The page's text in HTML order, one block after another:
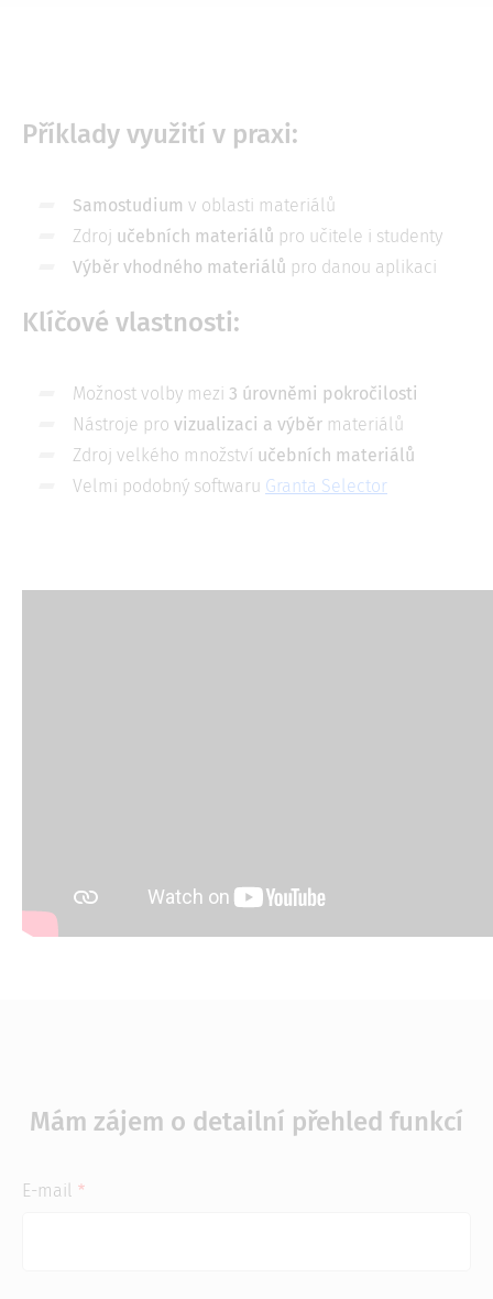
Příklady využití v praxi:
Samostudium v oblasti materiálů
Zdroj učebních materiálů pro učitele i studenty
Výběr vhodného materiálů pro danou aplikaci
Klíčové vlastnosti:
Možnost volby mezi 3 úrovněmi pokročilosti
Nástroje pro vizualizaci a výběr materiálů
Zdroj velkého množství učebních materiálů
Velmi podobný softwaru Granta Selector
Mám zájem o detailní přehled funkcí
E-mail